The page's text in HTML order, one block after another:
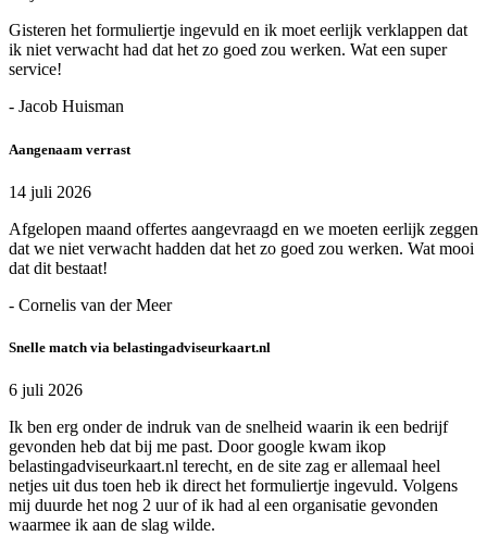
Gisteren het formuliertje ingevuld en ik moet eerlijk verklappen dat
ik niet verwacht had dat het zo goed zou werken. Wat een super
service!
- Jacob Huisman
Aangenaam verrast
14 juli 2026
Afgelopen maand offertes aangevraagd en we moeten eerlijk zeggen
dat we niet verwacht hadden dat het zo goed zou werken. Wat mooi
dat dit bestaat!
- Cornelis van der Meer
Snelle match via belastingadviseurkaart.nl
6 juli 2026
Ik ben erg onder de indruk van de snelheid waarin ik een bedrijf
gevonden heb dat bij me past. Door google kwam ikop
belastingadviseurkaart.nl terecht, en de site zag er allemaal heel
netjes uit dus toen heb ik direct het formuliertje ingevuld. Volgens
mij duurde het nog 2 uur of ik had al een organisatie gevonden
waarmee ik aan de slag wilde.